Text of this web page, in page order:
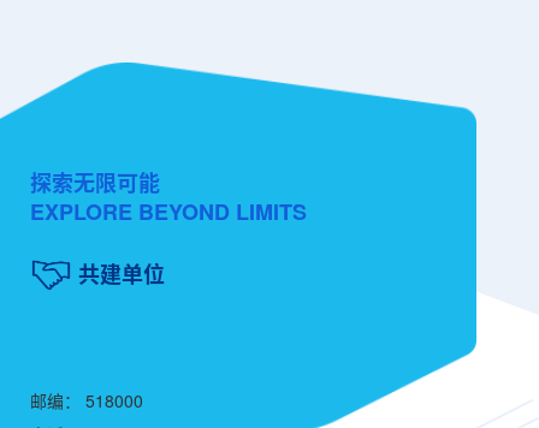
探索无限可能
EXPLORE BEYOND LIMITS
共建单位
邮编： 518000